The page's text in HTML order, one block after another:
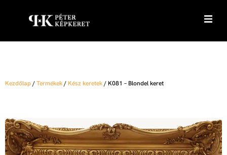
Kezdőlap/Termékek/ Kész keretek/K081 – Blondel keret